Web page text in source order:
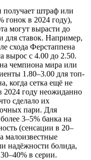
получает штраф или
гонок в 2024 году),
могут вырасти до
для ставок. Например,
схода Ферстаппена
вырос с 4.00 до 2.50.
чемпиона мира или
1.80–3.00 для топ-
когда сетка ещё не
2024 году неожиданно
сделало их
пари. Для
3–5% банка на
(сенсации в 20–
малоизвестные
надёжности болида,
в серии.